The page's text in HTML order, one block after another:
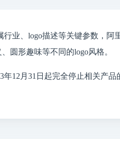
业、logo描述等关键参数，阿
圆形趣味等不同的logo风格。
12月31日起完全停止相关产品